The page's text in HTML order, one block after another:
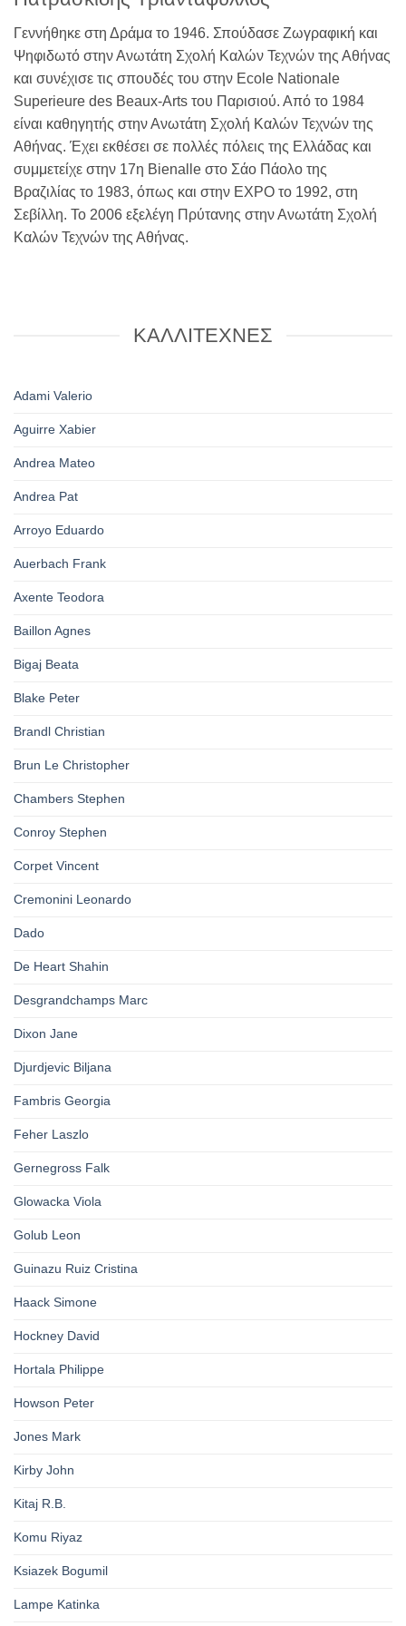
Γεννήθηκε στη Δράμα το 1946. Σπούδασε Ζωγραφική και
Ψηφιδωτό στην Ανωτάτη Σχολή Καλών Τεχνών της Αθήνας
και συνέχισε τις σπουδές του στην Ecole Nationale
Superieure des Beaux-Αrts του Παρισιού. Από το 1984
είναι καθηγητής στην Ανωτάτη Σχολή Καλών Τεχνών της
Αθήνας. Έχει εκθέσει σε πολλές πόλεις της Ελλάδας και
συμμετείχε στην 17η Bienalle στο Σάο Πάολο της
Βραζιλίας το 1983, όπως και στην EXPO το 1992, στη
Σεβίλλη. Το 2006 εξελέγη Πρύτανης στην Ανωτάτη Σχολή
Καλών Τεχνών της Αθήνας.
ΚΑΛΛΙΤΕΧΝΕΣ
Adami Valerio
Aguirre Xabier
Andrea Mateo
Andrea Pat
Arroyo Eduardo
Auerbach Frank
Axente Teodora
Baillon Agnes
Bigaj Beata
Blake Peter
Brandl Christian
Brun Le Christopher
Chambers Stephen
Conroy Stephen
Corpet Vincent
Cremonini Leonardo
Dado
De Heart Shahin
Desgrandchamps Marc
Dixon Jane
Djurdjevic Biljana
Fambris Georgia
Feher Laszlo
Gernegross Falk
Glowacka Viola
Golub Leon
Guinazu Ruiz Cristina
Haack Simone
Hockney David
Hortala Philippe
Howson Peter
Jones Mark
Kirby John
Kitaj R.B.
Komu Riyaz
Ksiazek Bogumil
Lampe Katinka